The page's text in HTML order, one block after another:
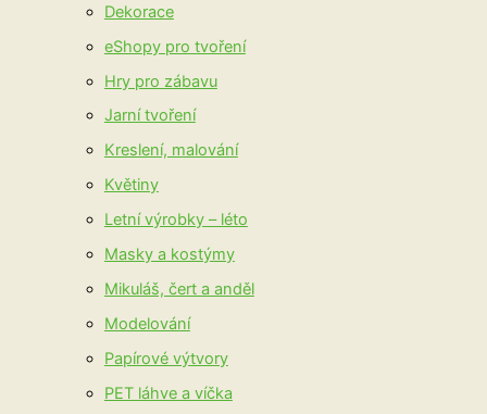
Dekorace
eShopy pro tvoření
Hry pro zábavu
Jarní tvoření
Kreslení, malování
Květiny
Letní výrobky – léto
Masky a kostýmy
Mikuláš, čert a anděl
Modelování
Papírové výtvory
PET láhve a víčka